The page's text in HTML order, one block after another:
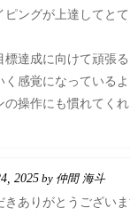
ングが上達してと
標達成に向けて頑張
感覚になっているよ
の操作にも慣れてく
2025 by 仲間 海斗
きありがとうござい